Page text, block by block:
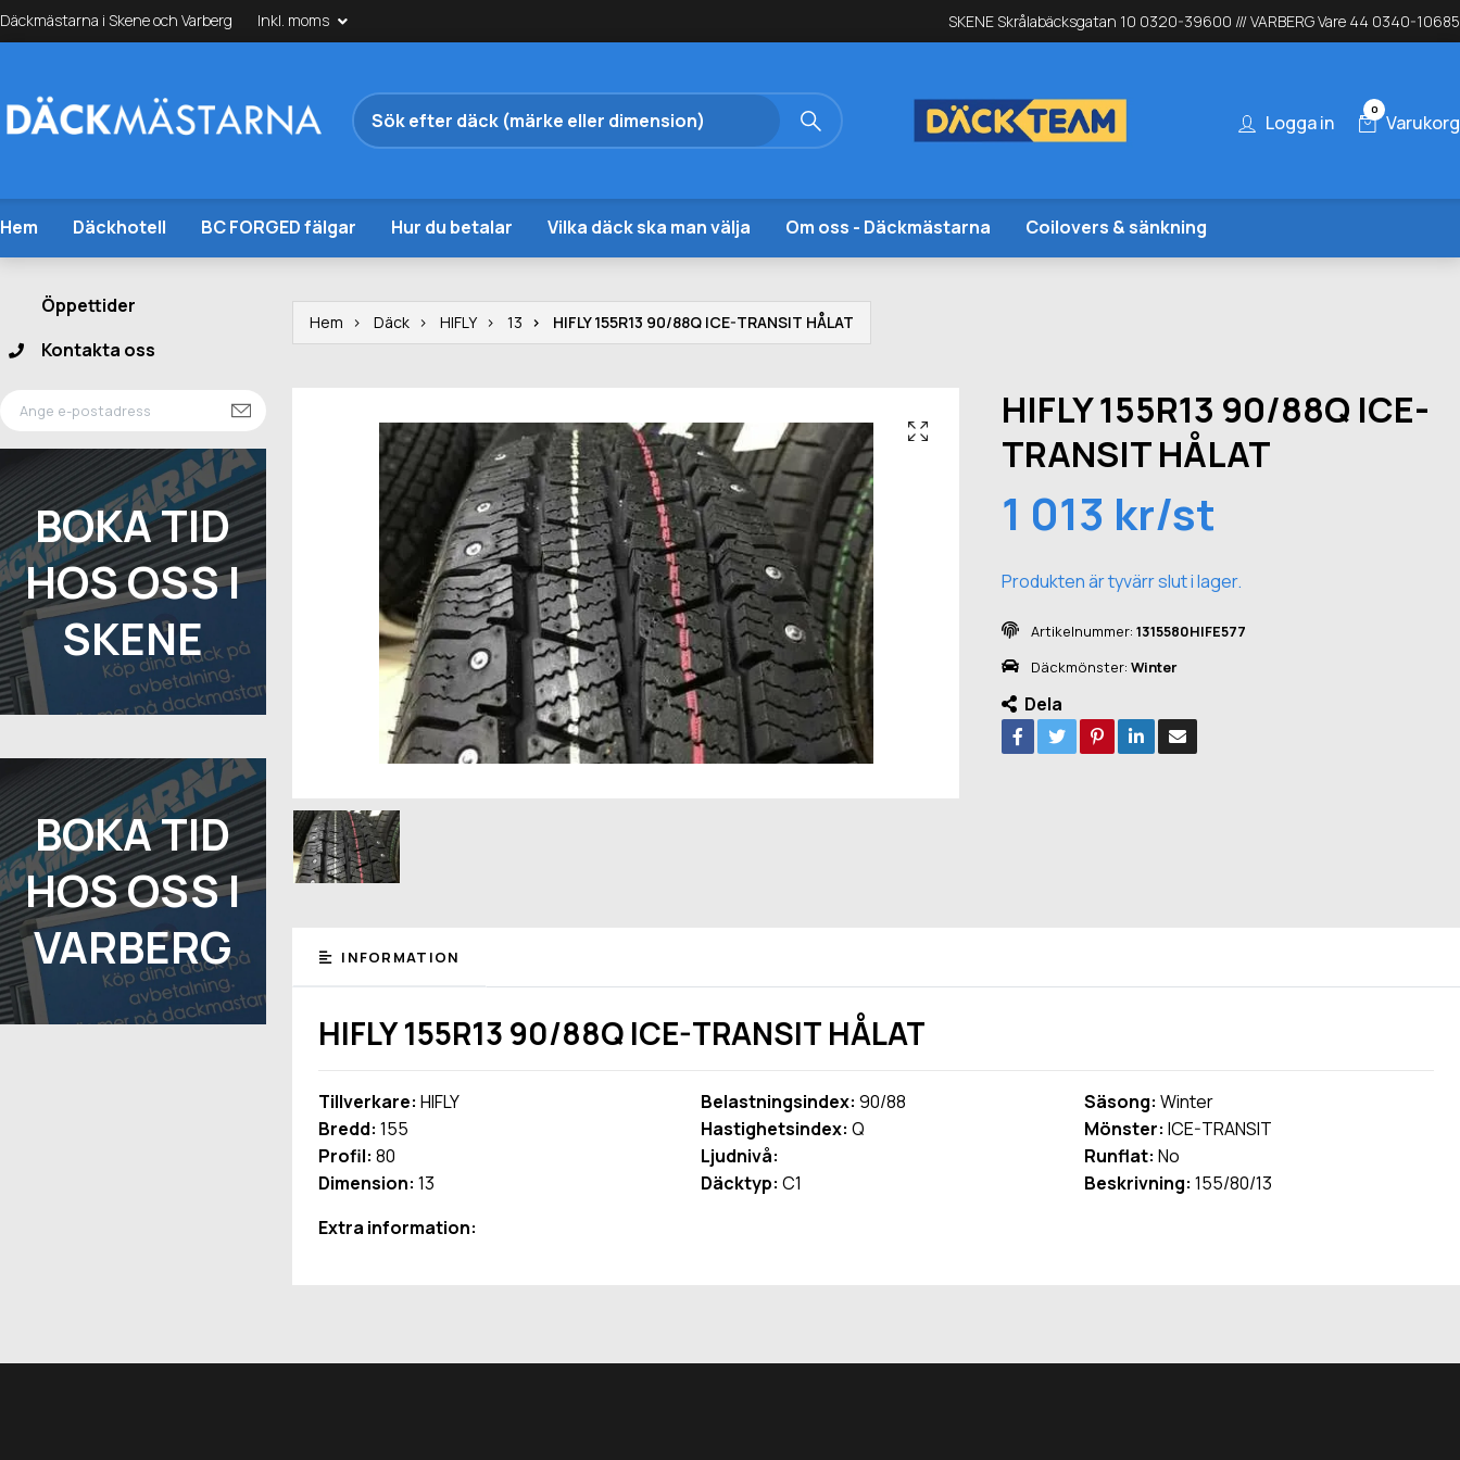
Däckmästarna i Skene och Varberg Inkl. moms SKENE Skrålabäcksgatan 10 0320-39600 /// VARBERG Vare 44 0340-10685
Logga in
0
Varukorg
Hem Däckhotell BC FORGED fälgar Hur du betalar Vilka däck ska man välja Om oss - Däckmästarna Coilovers & sänkning
Öppettider
Kontakta oss
BOKA TID
HOS OSS I
SKENE
BOKA TID
HOS OSS I
VARBERG
Hem Däck HIFLY 13 HIFLY 155R13 90/88Q ICE-TRANSIT HÅLAT
HIFLY 155R13 90/88Q ICE-
TRANSIT HÅLAT
1 013 kr/st
Produkten är tyvärr slut i lager.
Artikelnummer: 1315580HIFE577
Däckmönster: Winter
Dela
INFORMATION
HIFLY 155R13 90/88Q ICE-TRANSIT HÅLAT
Tillverkare: HIFLY
Bredd: 155
Profil: 80
Dimension: 13
Belastningsindex: 90/88
Hastighetsindex: Q
Ljudnivå:
Däcktyp: C1
Säsong: Winter
Mönster: ICE-TRANSIT
Runflat: No
Beskrivning: 155/80/13
Extra information: